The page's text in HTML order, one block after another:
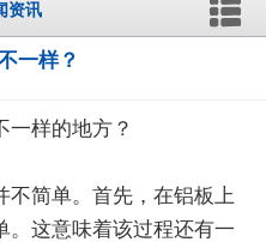
资讯
一样？
一样的地方？
不简单。首先，在铝板上
。这意味着该过程还有一